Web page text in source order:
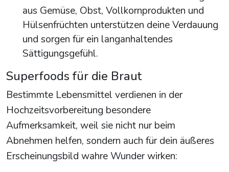
aus Gemüse, Obst, Vollkornprodukten und
Hülsenfrüchten unterstützen deine Verdauung
und sorgen für ein langanhaltendes
Sättigungsgefühl.
Superfoods für die Braut
Bestimmte Lebensmittel verdienen in der
Hochzeitsvorbereitung besondere
Aufmerksamkeit, weil sie nicht nur beim
Abnehmen helfen, sondern auch für dein äußeres
Erscheinungsbild wahre Wunder wirken: